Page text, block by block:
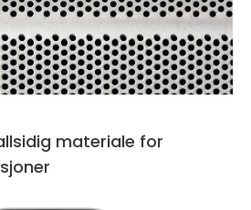
materiale for